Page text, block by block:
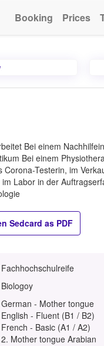
Booking Prices
Bei einem
Bei einem
Testerin, im
Labor in der
Sedcard as PDF
Fachhochschulreife
Biologoy
German - Mother tongue
English - Fluent (B1 / B2)
French - Basic (A1 / A2)
2. Mother tongue Arabian